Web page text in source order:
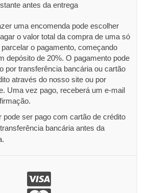
antes da entrega
uma encomenda pode escolher
o valor total da compra de uma só
o pagamento, começando
depósito de 20%. O pagamento pode
por transferência bancária ou cartão
através do nosso site ou por
Uma vez pago, receberá um e-mail
pode ser pago com cartão de crédito
bancária antes da